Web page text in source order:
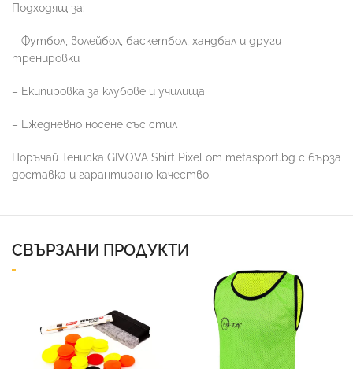
Подходящ за:
– Футбол, волейбол, баскетбол, хандбал и други
тренировки
– Екипировка за клубове и училища
– Ежедневно носене със стил
Поръчай Тениска GIVOVA Shirt Pixel от metasport.bg с бърза
доставка и гарантирано качество.
СВЪРЗАНИ ПРОДУКТИ